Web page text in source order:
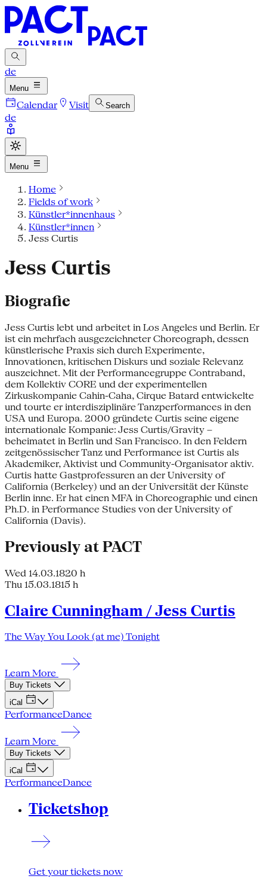
de
Menu
Calendar Visit Search
de
Menu
Home
Fields of work
Künstler*innenhaus
Künstler*innen
Jess Curtis
Jess Curtis
Biografie
Jess Curtis lebt und arbeitet in Los Angeles und Berlin. Er
ist ein mehrfach ausgezeichneter Choreograph, dessen
künstlerische Praxis sich durch Experimente,
Innovationen, kritischen Diskurs und soziale Relevanz
auszeichnet. Mit der Performancegruppe Contraband,
dem Kollektiv CORE und der experimentellen
Zirkuskompanie Cahin-Caha, Cirque Batard entwickelte
und tourte er interdisziplinäre Tanzperformances in den
USA und Europa. 2000 gründete Curtis seine eigene
internationale Kompanie: Jess Curtis/Gravity –
beheimatet in Berlin und San Francisco. In den Feldern
zeitgenössischer Tanz und Performance ist Curtis als
Akademiker, Aktivist und Community-Organisator aktiv.
Curtis hatte Gastprofessuren an der University of
California (Berkeley) und an der Universität der Künste
Berlin inne. Er hat einen MFA in Choreographie und einen
Ph.D. in Performance Studies von der University of
California (Davis).
Previously at PACT
Wed 14.03.1820 h
Thu 15.03.1815 h
Claire Cunningham / Jess Curtis
The Way You Look (at me) Tonight
Learn More
Buy Tickets
iCal
PerformanceDance
Learn More
Buy Tickets
iCal
PerformanceDance
Ticketshop
Get your tickets now